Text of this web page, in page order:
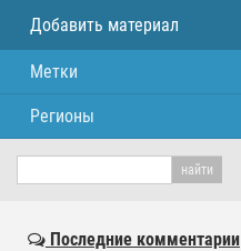
Добавить материал
Метки
Регионы
Последние комментарии